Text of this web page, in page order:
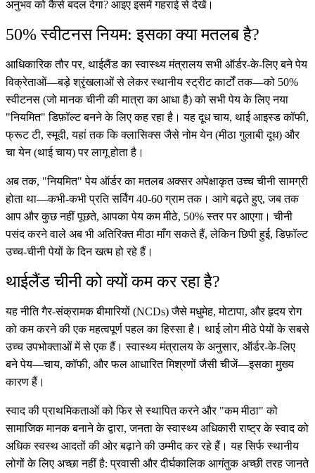
अनुभव को कैसे बदल देगा? आइए इसमें गहराई से देखें।
50% स्वीटनस नियम: इसका क्या मतलब है?
आधिकारिक तौर पर, थाईलैंड का स्वास्थ्य मंत्रालय सभी ऑर्डर-के-लिए बने पेय
विक्रेताओं—बड़े श्रृंखलाओं से लेकर स्थानीय स्ट्रीट कार्टों तक—को 50%
स्वीटनस (जो मानक चीनी की मात्रा का आधा है) को सभी पेय के लिए नया
"नियमित" डिफ़ॉल्ट बनने के लिए कह रहा है। यह दूध चाय, थाई आइस्ड कॉफी,
फ्रूट टी, स्मूदी, यहां तक कि क्लासिक्स जैसे नोम येन (मीठा गुलाबी दूध) और
चा येन (थाई चाय) पर लागू होता है।
अब तक, "नियमित" पेय ऑर्डर का मतलब अक्सर अपेक्षाकृत उच्च चीनी सामग्री
होता था—कभी-कभी प्रति सर्विंग 40-60 ग्राम तक। आगे बढ़ते हुए, जब तक
आप और कुछ नहीं पूछते, आपका पेय कम मीठे, 50% स्तर पर आएगा। चीनी
पसंद करने वाले अब भी अतिरिक्त मीठा माँग सकते हैं, लेकिन छिपी हुई, डिफ़ॉल्ट
उच्च-चीनी पेयों के दिन खत्म हो रहे हैं।
थाईलैंड चीनी को क्यों कम कर रहा है?
यह नीति गैर-संक्रामक बीमारियों (NCDs) जैसे मधुमेह, मोटापा, और हृदय रोग
को कम करने की एक महत्वपूर्ण पहल का हिस्सा है। थाई लोग मीठे पेयों के सबसे
उच्च उपभोक्ताओं में से एक हैं। स्वास्थ्य मंत्रालय के अनुसार, ऑर्डर-के-लिए
बने पेय—चाय, कॉफी, और फल आधारित मिश्रणों जैसी चीजें—इसका मुख्य
कारण हैं।
स्वाद की प्राथमिकताओं को फिर से स्थापित करने और "कम मीठा" को
सामाजिक मानक बनाने के द्वारा, जनता के स्वास्थ्य अधिकारी राष्ट्र के स्वाद को
अधिक स्वस्थ आदतों की ओर बढ़ाने की उम्मीद कर रहे हैं। यह सिर्फ स्थानीय
लोगों के लिए अच्छा नहीं है: प्रवासी और दीर्घकालिक आगंतुक अच्छी तरह जानते